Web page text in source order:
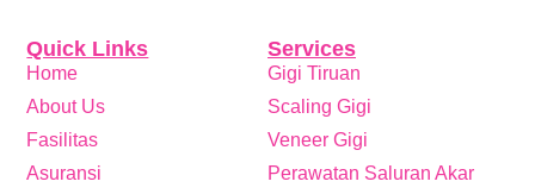
Services
Gigi Tiruan
Scaling Gigi
Veneer Gigi
Perawatan Saluran Akar
Quick Links
Home
About Us
Fasilitas
Asuransi